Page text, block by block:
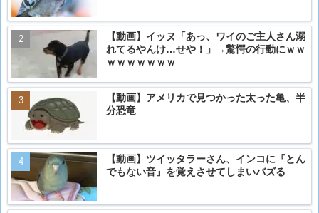
【動画】イッヌ「あっ、ワイのご主人さん溺
れてるやんけ…せや！」→驚愕の行動にｗｗ
ｗｗｗｗｗｗｗ
【動画】アメリカで見つかった太った亀、半
分恐竜
【動画】ツイッタラーさん、インコに『とん
でもない音』を覚えさせてしまいバズる